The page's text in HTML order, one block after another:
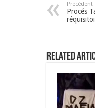
Précédent
Procés
Related